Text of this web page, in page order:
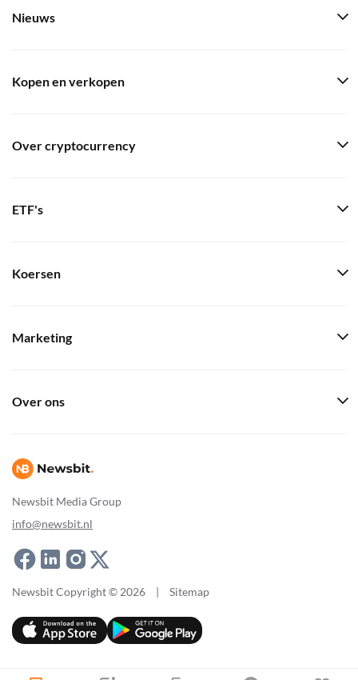
Newsbit Media Group
info@newsbit.nl
Nieuws
Kopen en verkopen
Over cryptocurrency
ETF's
Koersen
Marketing
Over ons
Newsbit Copyright © 2026 | Sitemap